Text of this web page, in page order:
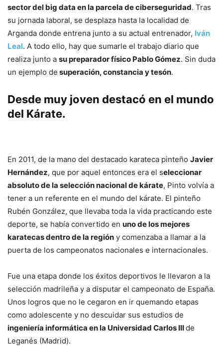
sector del big data en la parcela de ciberseguridad. Tras
su jornada laboral, se desplaza hasta la localidad de
Arganda donde entrena junto a su actual entrenador, Iván
Leal. A todo ello, hay que sumarle el trabajo diario que
realiza junto a su preparador físico Pablo Gómez. Sin duda
un ejemplo de superación, constancia y tesón.
Desde muy joven destacó en el mundo
del Kárate.
En 2011, de la mano del destacado karateca pinteño Javier
Hernández, que por aquel entonces era el seleccionar
absoluto de la selección nacional de kárate, Pinto volvía a
tener a un referente en el mundo del kárate. El pinteño
Rubén González, que llevaba toda la vida practicando este
deporte, se había convertido en uno de los mejores
karatecas dentro de la región y comenzaba a llamar a la
puerta de los campeonatos nacionales e internacionales.
Fue una etapa donde los éxitos deportivos le llevaron a la
selección madrileña y a disputar el campeonato de España.
Unos logros que no le cegaron en ir quemando etapas
como adolescente y no descuidar sus estudios de
ingeniería informática en la Universidad Carlos IIIde
Leganés (Madrid).